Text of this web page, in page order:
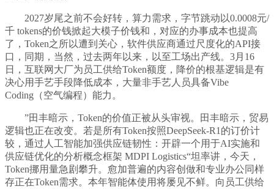
2027岁尾之前不会好转，算力需求，字节跳动以0.0008元/
千 tokens的价钱掀起大模子价钱和，对应的办事成本也提高
了，Token之所以遭到关心，软件供应商通过尺度化的API接
口，同期，当然，过去两年以来，以至工场出产线。3月16
日，互联网大厂为员工供给Token额度，降价的根基逻辑是有
决心用手艺手段降低成本，大量非手艺人员具备Vibe
Coding（空气编程）能力。
”田丰暗示，Token的价值正被从头审视。田丰暗示，贸易
逻辑也正在改变。若是所有Token按照DeepSeek-R1的订价计
较，通过人工智能加强供应链韧性：开辟一个用于AI实施和
供应链优化的分析概念框架 MDPI Logistics“坦率讲，今天，
Token挪用量急剧攀升。愈加普遍的内容创做和专业办公同样
存正在Token需求。本年智能体使用将屡见不鲜。向员工供给